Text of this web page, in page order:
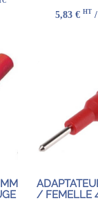
5,83 € HT
/ FEMELLE